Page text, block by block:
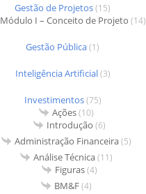
Gestão de Projetos(15)
Módulo I – Conceito de Projeto (14)
Gestão Pública(1)
Inteligência Artificial(3)
Investimentos(75)
Ações(10)
Introdução (6)
Administração Financeira(5)
Análise Técnica(11)
Figuras(4)
BM&F(4)